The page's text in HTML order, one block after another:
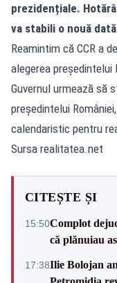
prezidențiale.
va stabili o nouă dată
Reamintim că CCR a
alegerea
Guvernul urmează să
președintelui
calendaristic pentru
Sursa realitatea.net
CITEȘTE ȘI
15:50Complot
că plănuiau
17:38Ilie Bolojan